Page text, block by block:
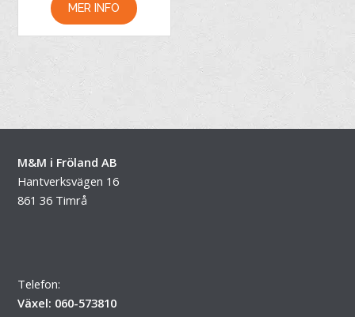
MER INFO
M&M i Fröland AB
Hantverksvägen 16
861 36 Timrå
Telefon:
Växel: 060-573810